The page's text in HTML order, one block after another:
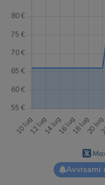
Avvisami